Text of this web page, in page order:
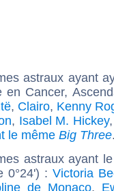
astraux ayant
en Cancer,
, Clairo, Kenny
, Isabel M. Hickey
le même Big Three
astraux ayant
0°24') : Victoria
de Monaco,